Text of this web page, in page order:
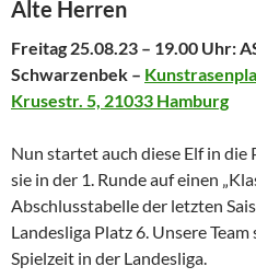
Alte Herren
Freitag 25.08.23 – 19.00 Uhr:
Schwarzenbek –
Krusestr. 5, 21033 Hamburg
Nun startet auch diese Elf in
sie in der 1. Runde auf einen
Abschlusstabelle der letzten
Landesliga Platz 6. Unsere
Spielzeit in der Landesliga.